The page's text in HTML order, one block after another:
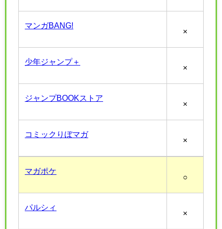
マンガBANG!
×
少年ジャンプ＋
×
ジャンプBOOKストア
×
コミックりぼマガ
×
マガポケ
○
パルシィ
×